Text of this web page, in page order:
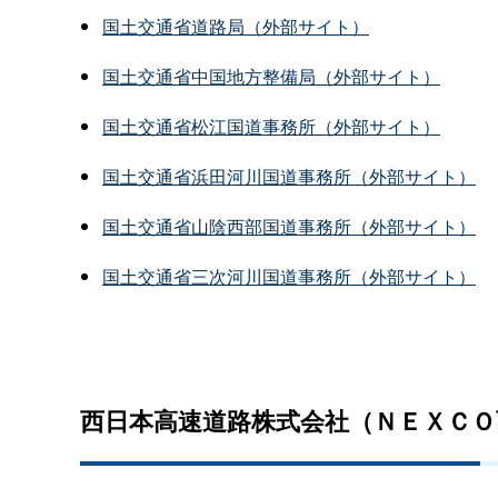
国土交通省道路局（外部サイト）
国土交通省中国地方整備局（外部サイト）
国土交通省松江国道事務所（外部サイト）
国土交通省浜田河川国道事務所（外部サイト）
国土交通省山陰西部国道事務所（外部サイト）
国土交通省三次河川国道事務所（外部サイト）
西日本高速道路株式会社（ＮＥＸＣ